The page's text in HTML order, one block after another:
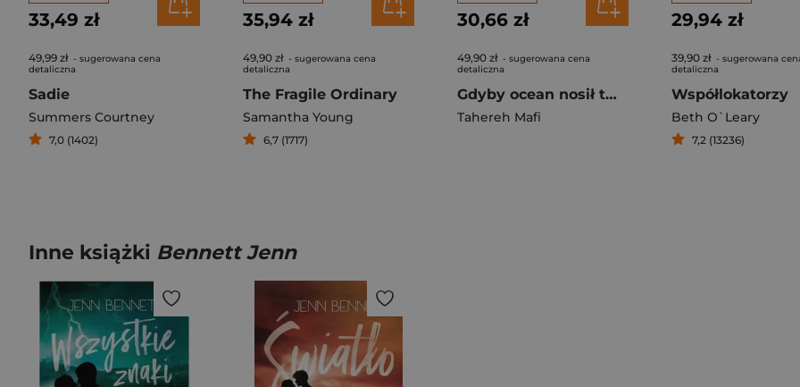
33,49 zł
49,99 zł - sugerowana cena
detaliczna
Sadie
Summers Courtney
7,0 (1402)
35,94 zł
49,90 zł - sugerowana cena
detaliczna
The Fragile Ordinary
Samantha Young
6,7 (1717)
30,66 zł
49,90 zł - sugerowana cena
detaliczna
Gdyby ocean nosił twoje imię
Tahereh Mafi
29,94 zł
39,90 zł - sugerowana
detaliczna
Współlokatorzy
Beth O`Leary
7,2 (13236)
Inne książki Bennett Jenn